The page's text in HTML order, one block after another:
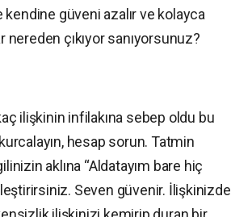
güveni azalır ve kolayca
çıkıyor sanıyorsunuz?
ilişkinin infilakına sebep oldu bu
hesap sorun. Tatmin
aklına “Aldatayım bare hiç
Seven güvenir. İlişkinizde